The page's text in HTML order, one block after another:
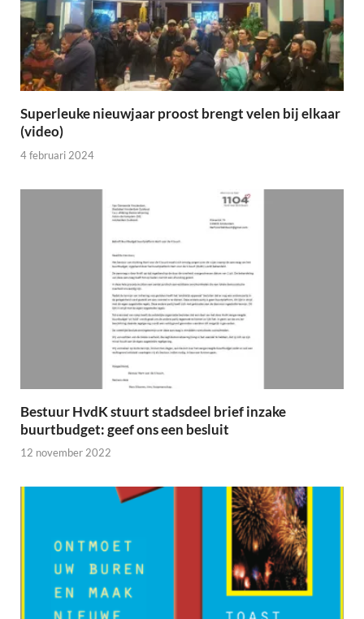
Superleuke nieuwjaar proost brengt velen bij elkaar
(video)
4 februari 2024
Bestuur HvdK stuurt stadsdeel brief inzake
buurtbudget: geef ons een besluit
12 november 2022